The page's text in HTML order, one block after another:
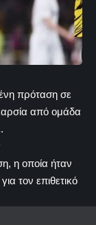
πρόταση σε
από ομάδα
η οποία ήταν
τον επιθετικό